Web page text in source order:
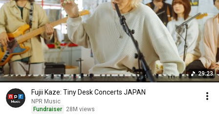
29:23
Fujii Kaze: Tiny Desk Concerts JAPAN
NPR Music
Fundraiser
28M views